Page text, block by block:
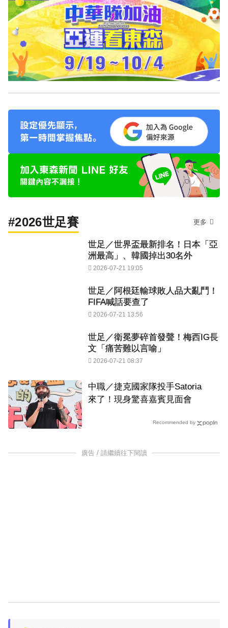
#2026世足賽 更多
世足／世界盃最新排名！日本「亞
洲最高」、韓國掉出30名外
2026-07-21 19:05
世足／阿根廷輸球敗人品大亂鬥！
FIFA喊話要查了
2026-07-21 13:56
世足／衛冕夢碎首發聲！梅西IG長
文「痛苦難以言喻」
2026-07-21 08:37
中職／捷克國家隊投手Satoria
來了！現身驚喜嘉賓見面會
Recommended by
廣告 / 請繼續往下閱讀